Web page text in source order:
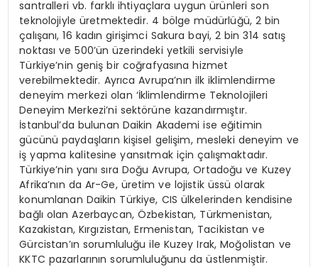
santralleri vb. farklı ihtiyaçlara uygun ürünleri son
teknolojiyle üretmektedir. 4 bölge müdürlüğü, 2 bin
çalışanı, 16 kadın girişimci Sakura bayi, 2 bin 314 satış
noktası ve 500’ün üzerindeki yetkili servisiyle
Türkiye’nin geniş bir coğrafyasına hizmet
verebilmektedir. Ayrıca Avrupa’nın ilk iklimlendirme
deneyim merkezi olan ‘İklimlendirme Teknolojileri
Deneyim Merkezi’ni sektörüne kazandırmıştır.
İstanbul’da bulunan Daikin Akademi ise eğitimin
gücünü paydaşların kişisel gelişim, mesleki deneyim ve
iş yapma kalitesine yansıtmak için çalışmaktadır.
Türkiye’nin yanı sıra Doğu Avrupa, Ortadoğu ve Kuzey
Afrika’nın da Ar-Ge, üretim ve lojistik üssü olarak
konumlanan Daikin Türkiye, CIS ülkelerinden kendisine
bağlı olan Azerbaycan, Özbekistan, Türkmenistan,
Kazakistan, Kırgızistan, Ermenistan, Tacikistan ve
Gürcistan’ın sorumluluğu ile Kuzey Irak, Moğolistan ve
KKTC pazarlarının sorumluluğunu da üstlenmiştir.